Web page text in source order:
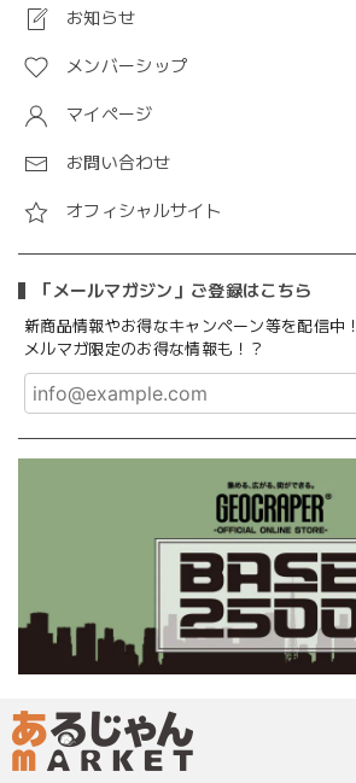
お知らせ
メンバーシップ
マイページ
お問い合わせ
オフィシャルサイト
「メールマガジン」ご登録はこちら
新商品情報やお得なキャンペーン等を配信中！
メルマガ限定のお得な情報も！？